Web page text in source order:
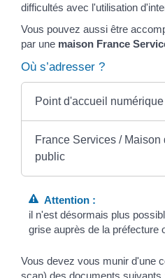
difficultés avec l'utilisation
Vous pouvez aussi être
par une maison France
Où s’adresser ?
Point d'accueil numérique
France Services / Maison
public
Attention :
il n'est désormais plus
grise auprès de la préfecture
Vous devez vous munir d'une
scan) des documents suivants